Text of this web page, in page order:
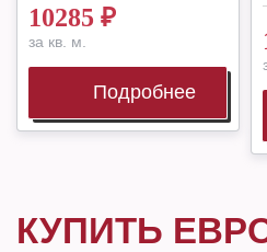
10285 ₽
за кв. м.
Подробнее
КУПИТЬ